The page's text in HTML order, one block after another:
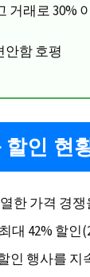
거래로 30%
안함 호평
인 현
한 가격 경
대 42% 할인
인 행사를